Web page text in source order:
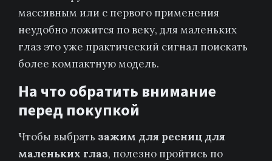
массивным или с первого применения
неудобно ложится по веку, для маленьких
глаз это уже практический сигнал поискать
более компактную модель.
На что обратить внимание
перед покупкой
Чтобы выбрать зажим для ресниц для
маленьких глаз, полезно пройтись по